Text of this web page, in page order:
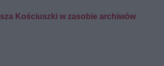
Kościuszki w zasobie archiwów